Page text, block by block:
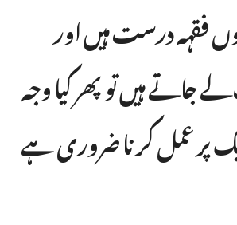
فقہہ درست ہیں اور
جاتے ہیں تو پھر کیا وجہ
پر عمل کرنا ضروری ہے